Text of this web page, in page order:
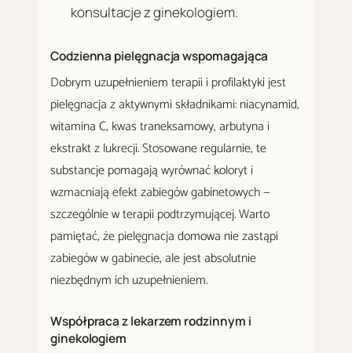
konsultacje z ginekologiem.
Codzienna pielęgnacja wspomagająca
Dobrym uzupełnieniem terapii i profilaktyki jest
pielęgnacja z aktywnymi składnikami: niacynamid,
witamina C, kwas traneksamowy, arbutyna i
ekstrakt z lukrecji. Stosowane regularnie, te
substancje pomagają wyrównać koloryt i
wzmacniają efekt zabiegów gabinetowych —
szczególnie w terapii podtrzymującej. Warto
pamiętać, że pielęgnacja domowa nie zastąpi
zabiegów w gabinecie, ale jest absolutnie
niezbędnym ich uzupełnieniem.
Współpraca z lekarzem rodzinnym i
ginekologiem